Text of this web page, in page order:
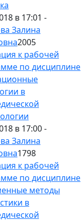
в 17:01 -
Залина
2005
к рабочей
по дисциплине
в
в 17:00 -
Залина
1798
к рабочей
по дисциплине
методы
в